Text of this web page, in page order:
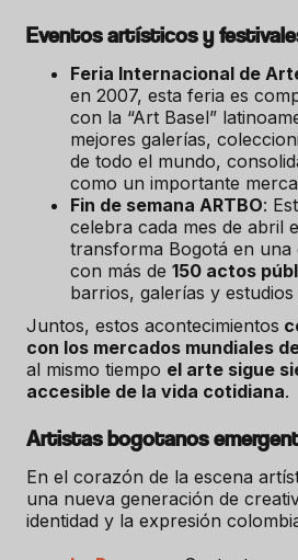
Eventos artísticos y
Feria Internacional de
en 2007, esta feria es
con la “Art Basel”
mejores galerías,
de todo el mundo,
como un importante
Fin de semana ARTBO:
celebra cada mes de abril
transforma Bogotá en una
con más de 150 actos
barrios, galerías y estudios
Juntos, estos acontecimientos
con los mercados mundiales
al mismo tiempo el arte sigue
accesible de la vida cotidiana.
Artistas bogotanos
En el corazón de la escena
una nueva generación de
identidad y la expresión